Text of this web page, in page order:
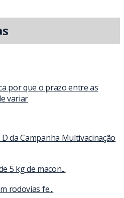
por que o prazo entre as
variar
da Campanha Multivacinação
5 kg de macon...
rodovias fe...